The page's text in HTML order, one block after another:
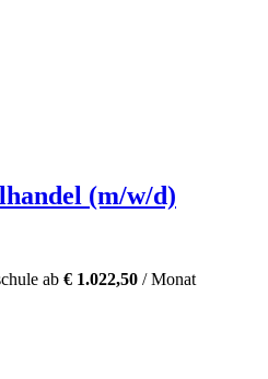
(m/w/d)
ab € 1.022,50 / Monat